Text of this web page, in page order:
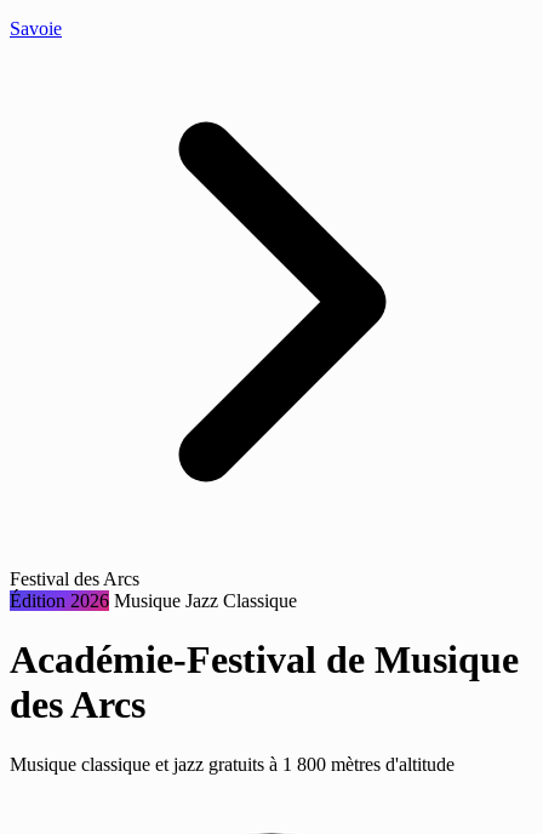
Savoie
Festival des Arcs
Édition 2026 Musique Jazz Classique
Académie-Festival de Musique
des Arcs
Musique classique et jazz gratuits à 1 800 mètres d'altitude